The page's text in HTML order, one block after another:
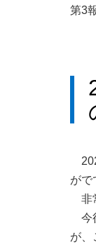
第3
がで
非
今
が、